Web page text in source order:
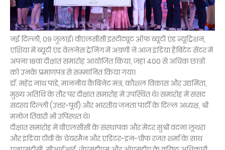
नई दिल्ली, 09 जुलाई। वीएलसीसी इंस्टीट्यूट ऑफ ब्यूटी एंड न्यूट्रिशन,
एशिया में ब्यूटी एंड वेलनेस ट्रेनिंग में अग्रणी ने आज इंडिया हैबिटेट सेंटर में
अपना 18वां दीक्षांत समारोह आयोजित किया, जहां 400 से अधिक छात्रों
को उनके प्रमाणपत्र से सम्मानित किया गया।
डॉ. महेंद्र नाथ पांडे, माननीय कैबिनेट मंत्र, कौशल विकास और उद्यमिता,
मुख्य अतिथि के तौर पर दीक्षांत समारोह में उपस्थित थे। समारोह में संसद
सदस्य दिल्ली (उत्तर-पूर्व) और भारतीय जनता पार्टी के दिल्ल अध्यक्ष, श्री
मनोज तिवारी भी उपिस्थत थे।
दीक्षांत समारोह में वीएलसीसी के संस्थापक और मेंटर सुश्री वंदना लूथरा
और इंडिया टीवी के चेयरमैन और एडिटर-इन-चीफ रजत शर्मा के साथ